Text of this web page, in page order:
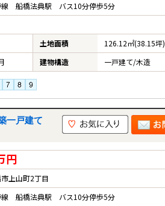
線 船橋法典駅 バス10分停歩5分
土地面積
126.12㎡(38.15坪)
建物構造 一戸建て/木造
一戸建て
円
上山町2丁目
線 船橋法典駅 バス10分停歩5分